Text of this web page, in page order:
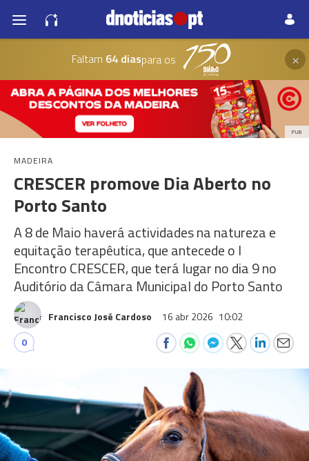
Faltam 64 diaspara os ×
PUB
MADEIRA
CRESCER promove Dia Aberto no
Porto Santo
A 8 de Maio haverá actividades na natureza e
equitação terapêutica, que antecede o I
Encontro CRESCER, que terá lugar no dia 9 no
Auditório da Câmara Municipal do Porto Santo
Francisco José Cardoso 16 abr 2026 10:02
0